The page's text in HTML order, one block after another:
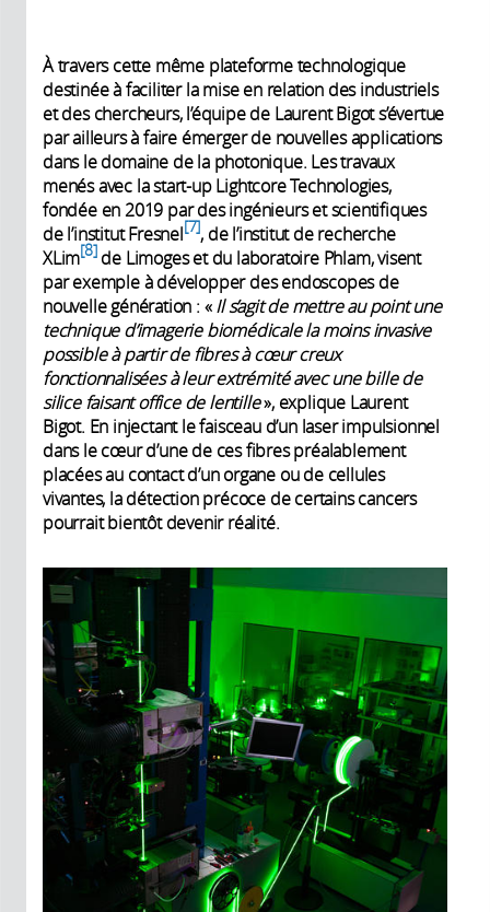
À travers cette même plateforme technologique
destinée à faciliter la mise en relation des industriels
et des chercheurs, l’équipe de Laurent Bigot s’évertue
par ailleurs à faire émerger de nouvelles applications
dans le domaine de la photonique. Les travaux
menés avec la start-up Lightcore Technologies,
fondée en 2019 par des ingénieurs et scientifiques
de l’institut Fresnel 7 , de l’institut de recherche
XLim 8 de Limoges et du laboratoire Phlam, visent
par exemple à développer des endoscopes de
nouvelle génération : «Il s’agit de mettre au point une
technique d’imagerie biomédicale la moins invasive
possible à partir de fibres à cœur creux
fonctionnalisées à leur extrémité avec une bille de
silice faisant office de lentille», explique Laurent
Bigot. En injectant le faisceau d’un laser impulsionnel
dans le cœur d’une de ces fibres préalablement
placées au contact d’un organe ou de cellules
vivantes, la détection précoce de certains cancers
pourrait bientôt devenir réalité.